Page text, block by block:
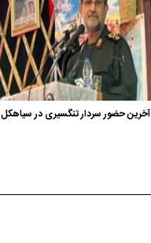
آخرین حضور سردار تنگسیری در سیاهکل